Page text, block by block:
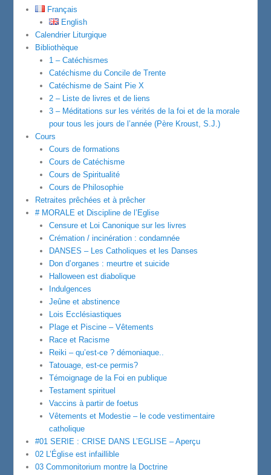
Français
English
Calendrier Liturgique
Bibliothèque
1 – Catéchismes
Catéchisme du Concile de Trente
Catéchisme de Saint Pie X
2 – Liste de livres et de liens
3 – Méditations sur les vérités de la foi et de la morale
pour tous les jours de l’année (Père Kroust, S.J.)
Cours
Cours de formations
Cours de Catéchisme
Cours de Spiritualité
Cours de Philosophie
Retraites prêchées et à prêcher
# MORALE et Discipline de l’Eglise
Censure et Loi Canonique sur les livres
Crémation / incinération : condamnée
DANSES – Les Catholiques et les Danses
Don d’organes : meurtre et suicide
Halloween est diabolique
Indulgences
Jeûne et abstinence
Lois Ecclésiastiques
Plage et Piscine – Vêtements
Race et Racisme
Reiki – qu’est-ce ? démoniaque..
Tatouage, est-ce permis?
Témoignage de la Foi en publique
Testament spirituel
Vaccins à partir de foetus
Vêtements et Modestie – le code vestimentaire
catholique
#01 SERIE : CRISE DANS L’EGLISE – Aperçu
02 L’Église est infaillible
03 Commonitorium montre la Doctrine